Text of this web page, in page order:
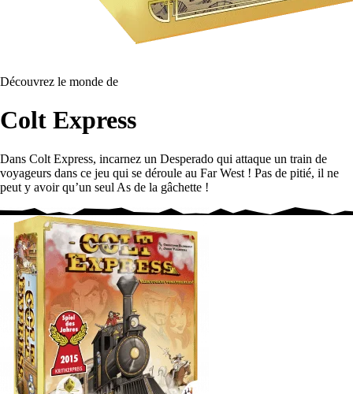
Découvrez le monde de
Colt Express
Dans Colt Express, incarnez un Desperado qui attaque un train de
voyageurs dans ce jeu qui se déroule au Far West ! Pas de pitié, il ne
peut y avoir qu’un seul As de la gâchette !